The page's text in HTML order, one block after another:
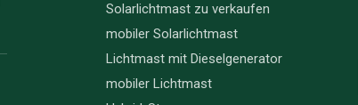
Solarlichtmast zu verkaufen
mobiler Solarlichtmast
Lichtmast mit Dieselgenerator
mobiler Lichtmast